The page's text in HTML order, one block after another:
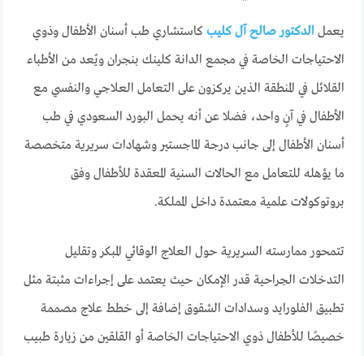
يعملالدكتور صالح آل كليب كاستشاري طب أسنان الأطفال وذوي
الاحتياجات الخاصة في مجمع الدانة كلينك بنجران ويُعد من الأطباء
القلائل في المنطقة الذين يركزون على التعامل العلاجي والنفسي مع
الأطفال في آنٍ واحد، فضلا عن أنه يحمل البورد السعودي في طب
أسنان الأطفال إلى جانب درجة الماجستير وشهادات سريرية متخصصة
ما يؤهله للتعامل مع الحالات السنية المعقدة للأطفال وفق
بروتوكولات علمية معتمدة داخل المملكة.
تتمحور ممارسته السريرية حول العلاج الوقائي المبكر وتقليل
التدخلات الجراحية قدر الإمكان حيث يعتمد على إجراءات مثبتة مثل
تطبيق الفلورايد وسدادات الشقوق إضافة إلى خطط علاج مصممة
خصيصًا للأطفال ذوي الاحتياجات الخاصة أو القلقين من زيارة طبيب